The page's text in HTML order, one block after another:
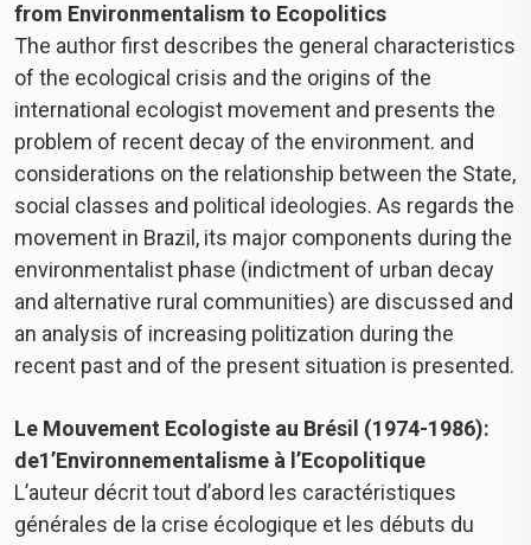
from Environmentalism to Ecopolitics
The author first describes the general characteristics
of the ecological crisis and the origins of the
international ecologist movement and presents the
problem of recent decay of the environment. and
considerations on the relationship between the State,
social classes and political ideologies. As regards the
movement in Brazil, its major components during the
environmentalist phase (indictment of urban decay
and alternative rural communities) are discussed and
an analysis of increasing politization during the
recent past and of the present situation is presented.
Le Mouvement Ecologiste au Brésil (1974-1986):
de1’Environnementalisme à l’Ecopolitique
L’auteur décrit tout d’abord les caractéristiques
générales de la crise écologique et les débuts du